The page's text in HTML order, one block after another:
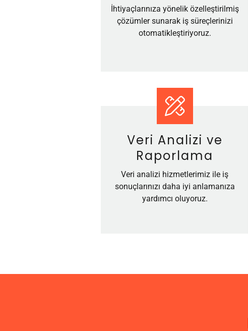
İhtiyaçlarınıza yönelik özelleştirilmiş
çözümler sunarak iş süreçlerinizi
otomatikleştiriyoruz.
Veri Analizi ve
Raporlama
Veri analizi hizmetlerimiz ile iş
sonuçlarınızı daha iyi anlamanıza
yardımcı oluyoruz.